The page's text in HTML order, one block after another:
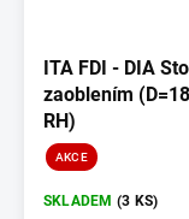
ITA FDI - DIA
zaoblením
RH)
AKCE
SKLADEM (3 KS)